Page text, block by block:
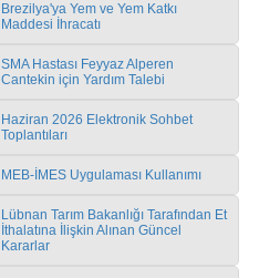
Brezilya'ya Yem ve Yem Katkı
Maddesi İhracatı
SMA Hastası Feyyaz Alperen
Cantekin için Yardım Talebi
Haziran 2026 Elektronik Sohbet
Toplantıları
MEB-İMES Uygulaması Kullanımı
Lübnan Tarım Bakanlığı Tarafından Et
İthalatına İlişkin Alınan Güncel
Kararlar